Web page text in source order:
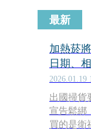
最新
加熱菸
日期、
2026.01.19
出國掃貨
宣告鬆綁
買的是衛